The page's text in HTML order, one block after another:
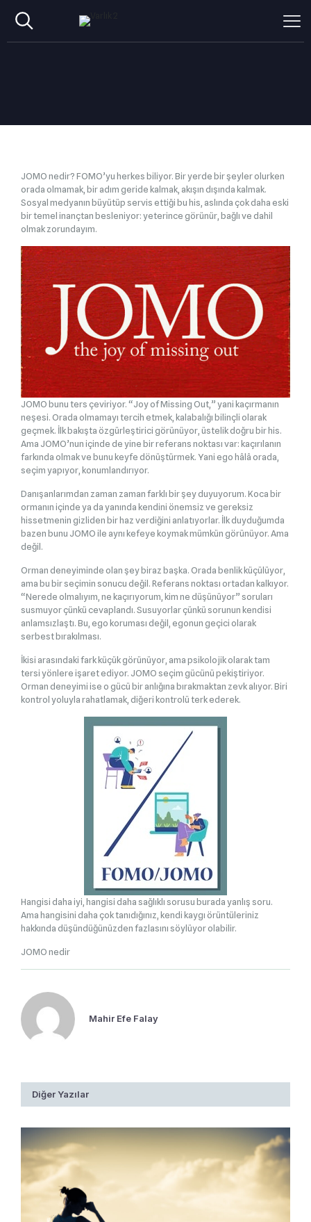
JOMO nedir? FOMO’yu herkes biliyor. Bir yerde bir şeyler olurken
orada olmamak, bir adım geride kalmak, akışın dışında kalmak.
Sosyal medyanın büyütüp servis ettiği bu his, aslında çok daha eski
bir temel inançtan besleniyor: yeterince görünür, bağlı ve dahil
olmak zorundayım.
JOMO bunu ters çeviriyor. “Joy of Missing Out,” yani kaçırmanın
neşesi. Orada olmamayı tercih etmek, kalabalığı bilinçli olarak
geçmek. İlk bakışta özgürleştirici görünüyor, üstelik doğru bir his.
Ama JOMO’nun içinde de yine bir referans noktası var: kaçırılanın
farkında olmak ve bunu keyfe dönüştürmek. Yani ego hâlâ orada,
seçim yapıyor, konumlandırıyor.
Danışanlarımdan zaman zaman farklı bir şey duyuyorum. Koca bir
ormanın içinde ya da yanında kendini önemsiz ve gereksiz
hissetmenin gizliden bir haz verdiğini anlatıyorlar. İlk duyduğumda
bazen bunu JOMO ile aynı kefeye koymak mümkün görünüyor. Ama
değil.
Orman deneyiminde olan şey biraz başka. Orada benlik küçülüyor,
ama bu bir seçimin sonucu değil. Referans noktası ortadan kalkıyor.
“Nerede olmalıyım, ne kaçırıyorum, kim ne düşünüyor” soruları
susmuyor çünkü cevaplandı. Susuyorlar çünkü sorunun kendisi
anlamsızlaştı. Bu, ego koruması değil, egonun geçici olarak
serbest bırakılması.
İkisi arasındaki fark küçük görünüyor, ama psikolojik olarak tam
tersi yönlere işaret ediyor. JOMO seçim gücünü pekiştiriyor.
Orman deneyimi ise o gücü bir anlığına bırakmaktan zevk alıyor. Biri
kontrol yoluyla rahatlamak, diğeri kontrolü terk ederek.
Hangisi daha iyi, hangisi daha sağlıklı sorusu burada yanlış soru.
Ama hangisini daha çok tanıdığınız, kendi kaygı örüntüleriniz
hakkında düşündüğünüzden fazlasını söylüyor olabilir.
JOMO nedir
Mahir Efe Falay
Diğer Yazılar